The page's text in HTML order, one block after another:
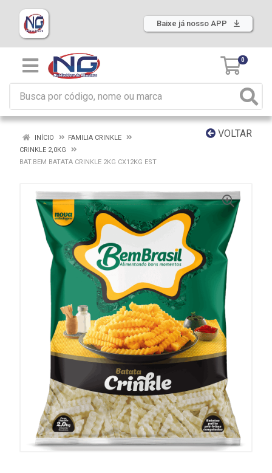
Baixe já nosso APP
0
VOLTAR
INÍCIO
FAMILIA CRINKLE
CRINKLE 2,0KG
BAT.BEM BATATA CRINKLE 2KG CX12KG EST